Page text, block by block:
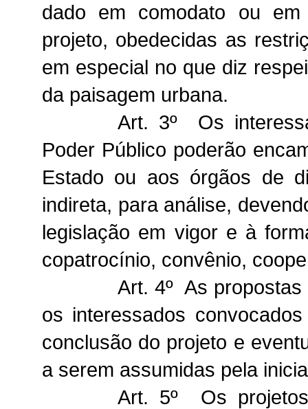
dado em comodato ou
projeto, obedecidas as
em especial no que diz
da paisagem urbana.
Art. 3º Os
Poder Público poderão
Estado ou aos órgãos de
indireta, para análise,
legislação em vigor e à
copatrocínio, convênio,
Art. 4º As
os interessados
conclusão do projeto e
a serem assumidas pela
Art. 5º Os